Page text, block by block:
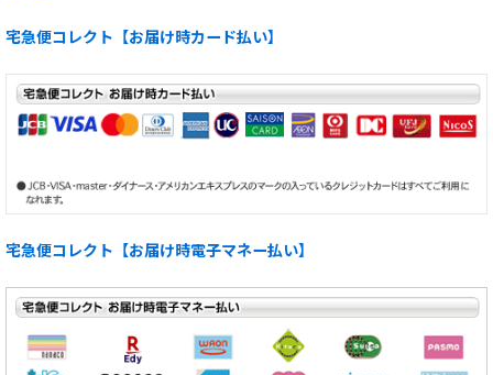
宅急便コレクト【お届け時カード払い】
宅急便コレクト【お届け時電子マネー払い】